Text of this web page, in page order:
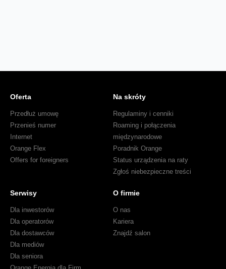
Oferta
Przedłuż umowę
Przenieś numer
Internet
Orange Flex
Offers for foreigners
Na skróty
Regulaminy i cenniki
Roaming i połączenia
międzynarodowe
Poradnik Orange
Status urządzenia na raty
Zgłoś niebezpieczne treści
Serwisy
Dla inwestorów
Dla operatorów
Dla dostawców
Dla mediów
Dla seniora
O firmie
O nas
Kariera
Znajdź salon